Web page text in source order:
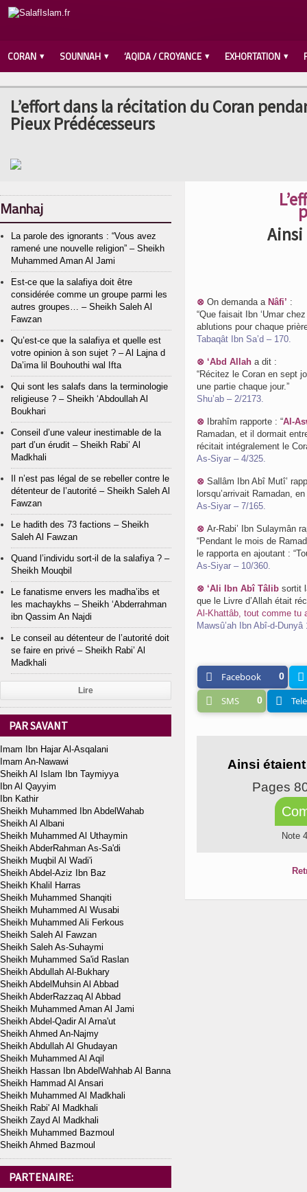
CORAN SOUNNAH ‘AQIDA / CROYANCE EXHORTATION
L’effort dans la récitation du Coran
Pieux Prédécesseurs
Ainsi
⊗ On demanda a Nâfi’ :
“Que faisait Ibn ‘Umar
ablutions pour chaque
Tabaqât Ibn Sa’d – 170.
⊗ ‘Abd Allah a dit :
“Récitez le Coran en sept
une partie chaque jour.”
Shu’ab – 2/2173.
⊗ Ibrahîm rapporte : “Al-
Ramadan, et il dormait
récitait intégralement le
As-Siyar – 4/325.
⊗ Sallâm Ibn Abî Mutî’
lorsqu’arrivait Ramadan,
As-Siyar – 7/165.
⊗ Ar-Rabi’ Ibn Sulaymân
“Pendant le mois de
le rapporta en ajoutant :
As-Siyar – 10/360.
⊗ ‘Ali Ibn Abî Tâlib sortit
que le Livre d’Allah était
Al-Khattâb, tout comme tu
Mawsû’ah Ibn Abî-d-
Facebook 0
SMS 0
Ainsi
Pages
Note
Manhaj
La parole des ignorants : “Vous avez
ramené une nouvelle religion” – Sheikh
Muhammed Aman Al Jami
Est-ce que la salafiya doit être
considérée comme un groupe parmi les
autres groupes… – Sheikh Saleh Al
Fawzan
Qu’est-ce que la salafiya et quelle est
votre opinion à son sujet ? – Al Lajna d
Da’ima lil Bouhouthi wal Ifta
Qui sont les salafs dans la terminologie
religieuse ? – Sheikh ‘Abdoullah Al
Boukhari
Conseil d’une valeur inestimable de la
part d’un érudit – Sheikh Rabi’ Al
Madkhali
Il n’est pas légal de se rebeller contre le
détenteur de l’autorité – Sheikh Saleh Al
Fawzan
Le hadith des 73 factions – Sheikh
Saleh Al Fawzan
Quand l’individu sort-il de la salafiya ? –
Sheikh Mouqbil
Le fanatisme envers les madha’ibs et
les machaykhs – Sheikh ‘Abderrahman
ibn Qassim An Najdi
Le conseil au détenteur de l’autorité doit
se faire en privé – Sheikh Rabi’ Al
Madkhali
Lire
PAR SAVANT
Imam Ibn Hajar Al-Asqalani
Imam An-Nawawi
Sheikh Al Islam Ibn Taymiyya
Ibn Al Qayyim
Ibn Kathir
Sheikh Muhammed Ibn AbdelWahab
Sheikh Al Albani
Sheikh Muhammed Al Uthaymin
Sheikh AbderRahman As-Sa'di
Sheikh Muqbil Al Wadi'i
Sheikh Abdel-Aziz Ibn Baz
Sheikh Khalil Harras
Sheikh Muhammed Shanqiti
Sheikh Muhammed Al Wusabi
Sheikh Muhammed Ali Ferkous
Sheikh Saleh Al Fawzan
Sheikh Saleh As-Suhaymi
Sheikh Muhammed Sa'id Raslan
Sheikh Abdullah Al-Bukhary
Sheikh AbdelMuhsin Al Abbad
Sheikh AbderRazzaq Al Abbad
Sheikh Muhammed Aman Al Jami
Sheikh Abdel-Qadir Al Arna'ut
Sheikh Ahmed An-Najmy
Sheikh Abdullah Al Ghudayan
Sheikh Muhammed Al Aqil
Sheikh Hassan Ibn AbdelWahhab Al Banna
Sheikh Hammad Al Ansari
Sheikh Muhammed Al Madkhali
Sheikh Rabi' Al Madkhali
Sheikh Zayd Al Madkhali
Sheikh Muhammed Bazmoul
Sheikh Ahmed Bazmoul
PARTENAIRE: